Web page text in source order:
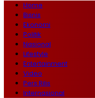
Home
Bisnis
Ekonomi
Politik
Nasional
Lifestyle
Entertainment
Video
Pers Rilis
Internasional